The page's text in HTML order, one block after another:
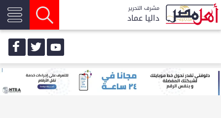
مشرف التحرير
داليا عماد